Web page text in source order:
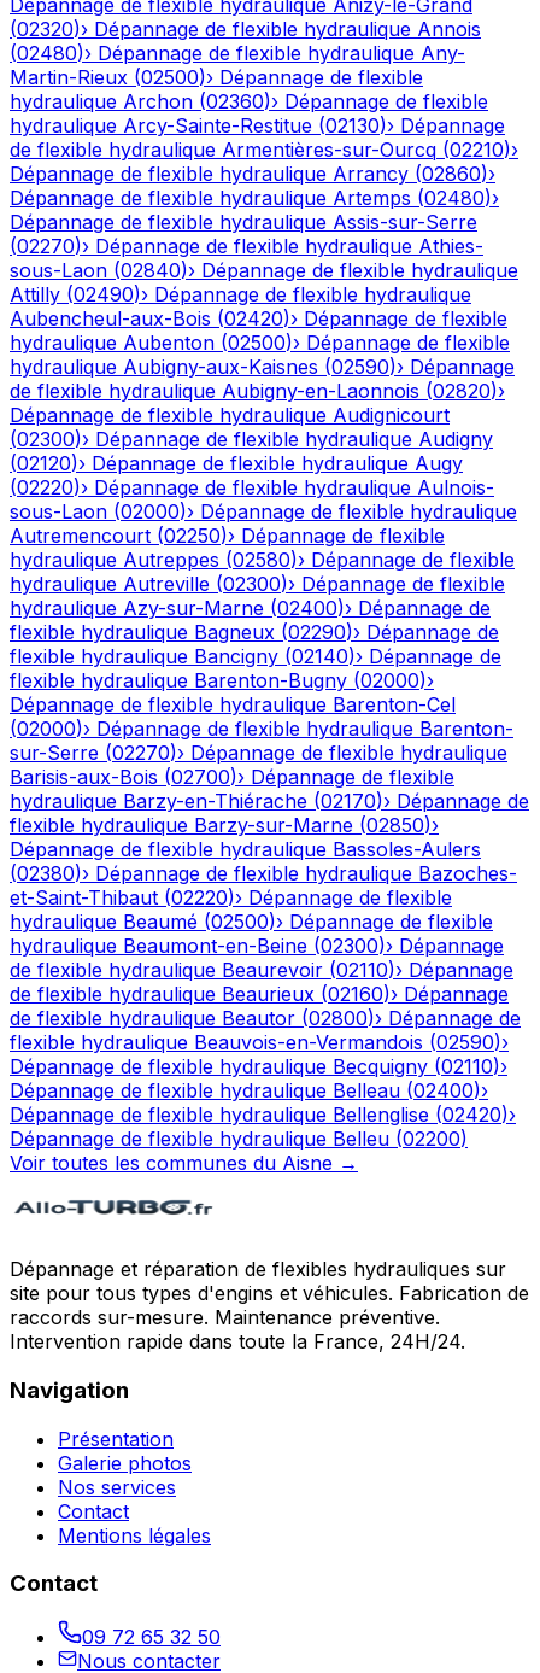
Dépannage de flexible hydraulique Anizy-le-Grand
(02320)› Dépannage de flexible hydraulique Annois
(02480)› Dépannage de flexible hydraulique Any-
Martin-Rieux (02500)› Dépannage de flexible
hydraulique Archon (02360)› Dépannage de flexible
hydraulique Arcy-Sainte-Restitue (02130)› Dépannage
de flexible hydraulique Armentières-sur-Ourcq (02210)›
Dépannage de flexible hydraulique Arrancy (02860)›
Dépannage de flexible hydraulique Artemps (02480)›
Dépannage de flexible hydraulique Assis-sur-Serre
(02270)› Dépannage de flexible hydraulique Athies-
sous-Laon (02840)› Dépannage de flexible hydraulique
Attilly (02490)› Dépannage de flexible hydraulique
Aubencheul-aux-Bois (02420)› Dépannage de flexible
hydraulique Aubenton (02500)› Dépannage de flexible
hydraulique Aubigny-aux-Kaisnes (02590)› Dépannage
de flexible hydraulique Aubigny-en-Laonnois (02820)›
Dépannage de flexible hydraulique Audignicourt
(02300)› Dépannage de flexible hydraulique Audigny
(02120)› Dépannage de flexible hydraulique Augy
(02220)› Dépannage de flexible hydraulique Aulnois-
sous-Laon (02000)› Dépannage de flexible hydraulique
Autremencourt (02250)› Dépannage de flexible
hydraulique Autreppes (02580)› Dépannage de flexible
hydraulique Autreville (02300)› Dépannage de flexible
hydraulique Azy-sur-Marne (02400)› Dépannage de
flexible hydraulique Bagneux (02290)› Dépannage de
flexible hydraulique Bancigny (02140)› Dépannage de
flexible hydraulique Barenton-Bugny (02000)›
Dépannage de flexible hydraulique Barenton-Cel
(02000)› Dépannage de flexible hydraulique Barenton-
sur-Serre (02270)› Dépannage de flexible hydraulique
Barisis-aux-Bois (02700)› Dépannage de flexible
hydraulique Barzy-en-Thiérache (02170)› Dépannage de
flexible hydraulique Barzy-sur-Marne (02850)›
Dépannage de flexible hydraulique Bassoles-Aulers
(02380)› Dépannage de flexible hydraulique Bazoches-
et-Saint-Thibaut (02220)› Dépannage de flexible
hydraulique Beaumé (02500)› Dépannage de flexible
hydraulique Beaumont-en-Beine (02300)› Dépannage
de flexible hydraulique Beaurevoir (02110)› Dépannage
de flexible hydraulique Beaurieux (02160)› Dépannage
de flexible hydraulique Beautor (02800)› Dépannage de
flexible hydraulique Beauvois-en-Vermandois (02590)›
Dépannage de flexible hydraulique Becquigny (02110)›
Dépannage de flexible hydraulique Belleau (02400)›
Dépannage de flexible hydraulique Bellenglise (02420)›
Dépannage de flexible hydraulique Belleu (02200)
Voir toutes les communes du Aisne →
Dépannage et réparation de flexibles hydrauliques sur
site pour tous types d'engins et véhicules. Fabrication de
raccords sur-mesure. Maintenance préventive.
Intervention rapide dans toute la France, 24H/24.
Navigation
Présentation
Galerie photos
Nos services
Contact
Mentions légales
Contact
09 72 65 32 50
Nous contacter